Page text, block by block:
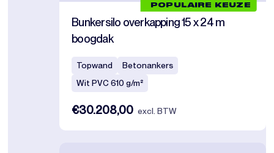
POPULAIRE KEUZE
Bunkersilo overkapping 15 x 24 m
boogdak
Topwand
Betonankers
Wit PVC 610 g/m²
€30.208,00 excl. BTW